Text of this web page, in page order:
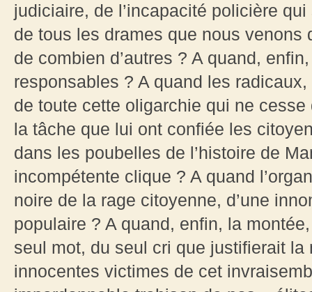
judiciaire, de l’incapacité policière
de tous les drames que nous
de combien d’autres ? A quand,
responsables ? A quand les
de toute cette oligarchie qui ne
la tâche que lui ont confiée les
dans les poubelles de l’histoire de
incompétente clique ? A quand
noire de la rage citoyenne, d’une
populaire ? A quand, enfin, la
seul mot, du seul cri que justifierait
innocentes victimes de cet